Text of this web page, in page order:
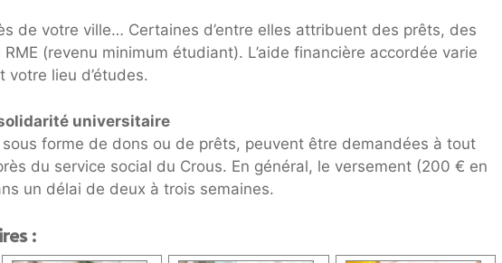
de votre ville… Certaines d’entre elles attribuent des prêts, des
(revenu minimum étudiant). L’aide financière accordée varie
votre lieu d’études.
universitaire
forme de dons ou de prêts, peuvent être demandées à tout
du service social du Crous. En général, le versement (200 € en
un délai de deux à trois semaines.
: